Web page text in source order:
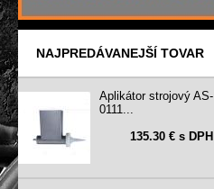
NAJPREDÁVANEJŠÍ TOVAR
Aplikátor strojový AS-
0111...
135.30 € s DPH